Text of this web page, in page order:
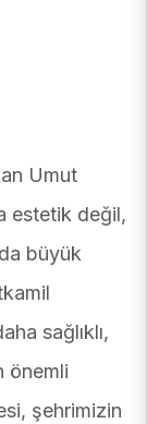
Umut
estetik değil,
büyük
sağlıklı,
önemli
şehrimizin